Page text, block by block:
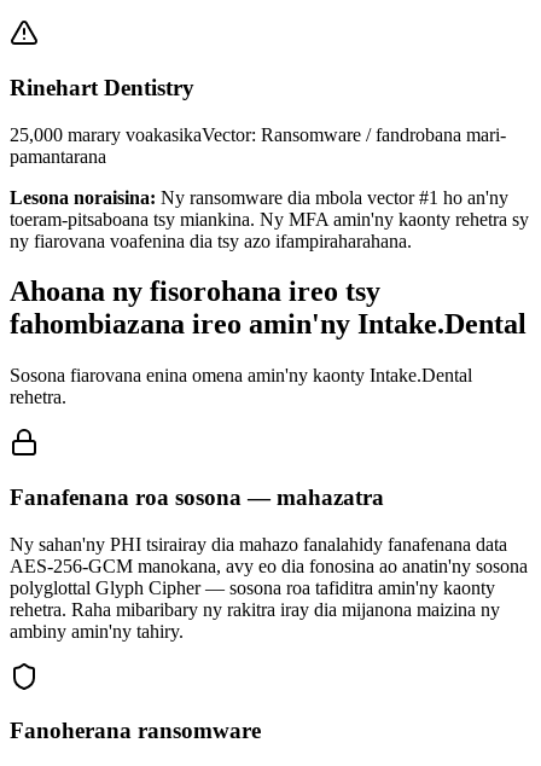
Rinehart Dentistry
25,000 marary voakasikaVector: Ransomware / fandrobana mari-
pamantarana
Lesona noraisina: Ny ransomware dia mbola vector #1 ho an'ny
toeram-pitsaboana tsy miankina. Ny MFA amin'ny kaonty rehetra sy
ny fiarovana voafenina dia tsy azo ifampiraharahana.
Ahoana ny fisorohana ireo tsy
fahombiazana ireo amin'ny Intake.Dental
Sosona fiarovana enina omena amin'ny kaonty Intake.Dental
rehetra.
Fanafenana roa sosona — mahazatra
Ny sahan'ny PHI tsirairay dia mahazo fanalahidy fanafenana data
AES-256-GCM manokana, avy eo dia fonosina ao anatin'ny sosona
polyglottal Glyph Cipher — sosona roa tafiditra amin'ny kaonty
rehetra. Raha mibaribary ny rakitra iray dia mijanona maizina ny
ambiny amin'ny tahiry.
Fanoherana ransomware